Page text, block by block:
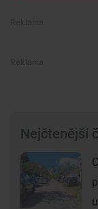
Nejčtenější